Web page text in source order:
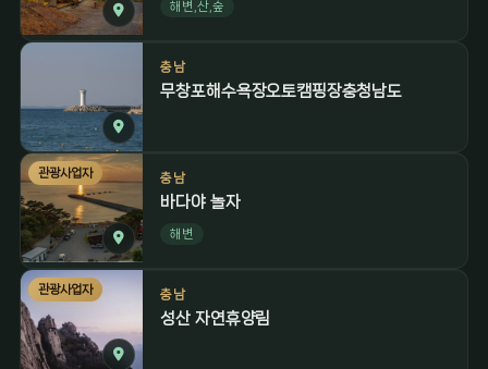
해변,산,숲
충남
무창포해수욕장오토캠핑장충청남도
관광사업자 충남
바다야 놀자
해변
관광사업자 충남
성산 자연휴양림